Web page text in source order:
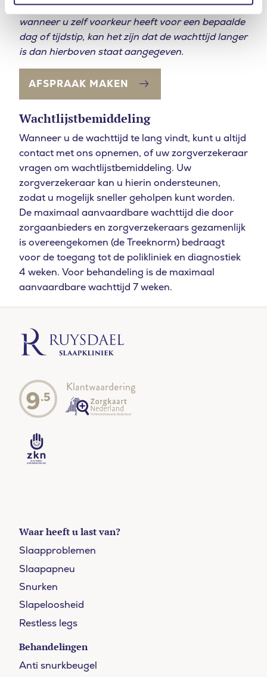
voorkeur heeft voor een bepaalde arts, of
wanneer u zelf voorkeur heeft voor een bepaalde
dag of tijdstip, kan het zijn dat de wachttijd langer
is dan hierboven staat aangegeven.
AFSPRAAK MAKEN
Wachtlijstbemiddeling
Wanneer u de wachttijd te lang vindt, kunt u altijd
contact met ons opnemen, of uw zorgverzekeraar
vragen om wachtlijstbemiddeling. Uw
zorgverzekeraar kan u hierin ondersteunen,
zodat u mogelijk sneller geholpen kunt worden.
De maximaal aanvaardbare wachttijd die door
zorgaanbieders en zorgverzekeraars gezamenlijk
is overeengekomen (de Treeknorm) bedraagt
voor de toegang tot de polikliniek en diagnostiek
4 weken. Voor behandeling is de maximaal
aanvaardbare wachttijd 7 weken.
9.5
Waar heeft u last van?
Slaapproblemen
Slaapapneu
Snurken
Slapeloosheid
Restless legs
Behandelingen
Anti snurkbeugel